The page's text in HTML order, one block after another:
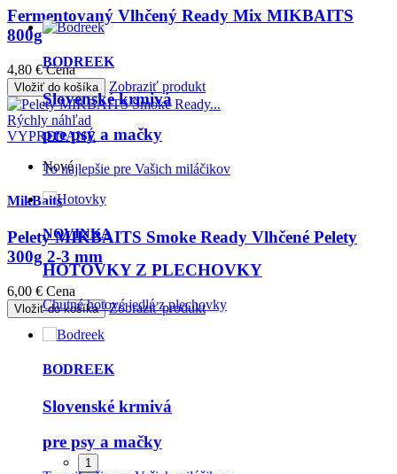
Fermentovaný Vlhčený Ready Mix MIKBAITS
800g
4,80 € Cena
Vložiť do košíka Zobraziť produkt
Rýchly náhľad
VYPREDANÉ
Nové
MikBaits
Pelety MIKBAITS Smoke Ready Vlhčené Pelety
300g 2-3 mm
6,00 € Cena
Vložiť do košíka Zobraziť produkt
BODREEK
Slovenské krmivá
pre psy a mačky
HOTOVKY Z PLECHOVKY
1